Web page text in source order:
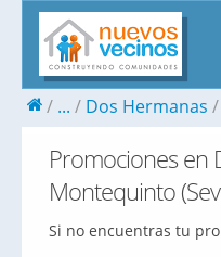
... Dos Hermanas
Promociones en
Montequinto
Si no encuentras tu